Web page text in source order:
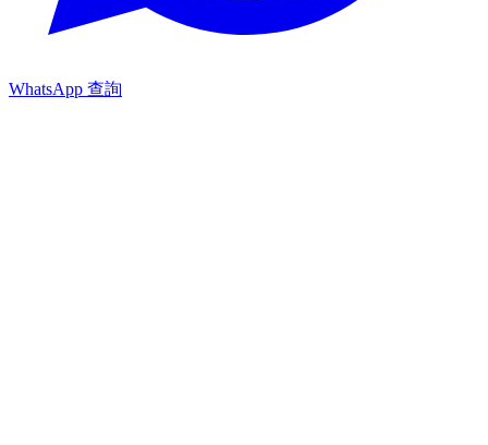
WhatsApp 查詢